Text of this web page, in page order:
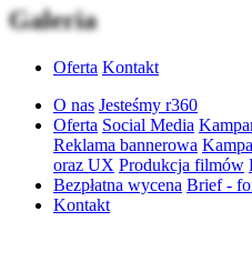
Galeria
Oferta Kontakt
O nas Jesteśmy r360
Oferta Social Media
Reklama bannerowa
oraz UX Produkcja filmów
Bezpłatna wycena Brief -
Kontakt